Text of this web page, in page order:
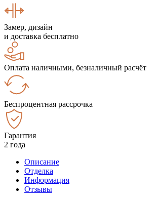
Замер, дизайн
и доставка бесплатно
Оплата наличными, безналичный расчёт
Беспроцентная рассрочка
Гарантия
2 года
Описание
Отделка
Информация
Отзывы